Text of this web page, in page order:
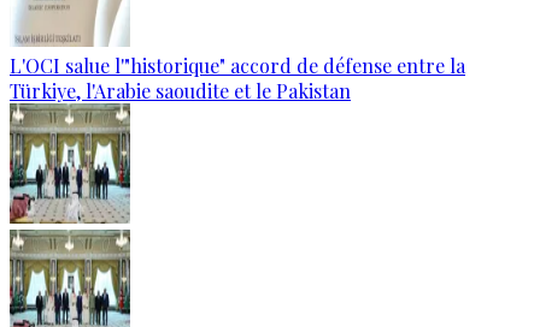
L'OCI salue l'"historique" accord de défense entre la
Türkiye, l'Arabie saoudite et le Pakistan